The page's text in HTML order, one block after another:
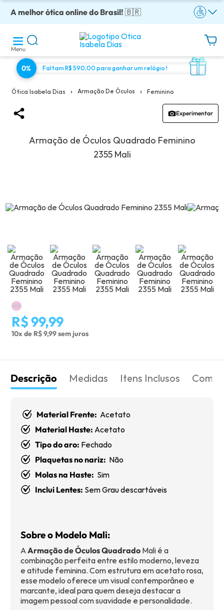
A melhor ótica online do Brasil!🇧🇷
Óculos completos armação + lentes a partir: R$199
Adquira em até 10x sem juros!
Enviamos para todo o Brasil!
Óculos de grau com preço justo!
Menu
0% Faltam R$ 590,00 para ganhar um relógio !
Ótica Isabela Dias › Armação De Óculos › Feminino
Experimentar
Armação de Óculos Quadrado Feminino
2355 Mali
R$ 99,99
10x de R$ 9,99 sem juros
Descrição Medidas Itens Inclusos Como
Material Frente: Acetato
Material Haste: Acetato
Tipo do aro: Fechado
Plaquetas no nariz: Não
Molas na Haste: Sim
Inclui Lentes: Sem Grau descartáveis
Sobre o Modelo Mali:
AArmação de Óculos Quadrado Mali é a
combinação perfeita entre estilo moderno, leveza
e atitude feminina. Com estrutura em acetato rosa,
esse modelo oferece um visual contemporâneo e
marcante, ideal para quem deseja destacar a
imagem pessoal com suavidade e personalidade.